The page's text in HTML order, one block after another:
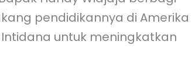
pendidikannya di Amerika
untuk meningkatkan